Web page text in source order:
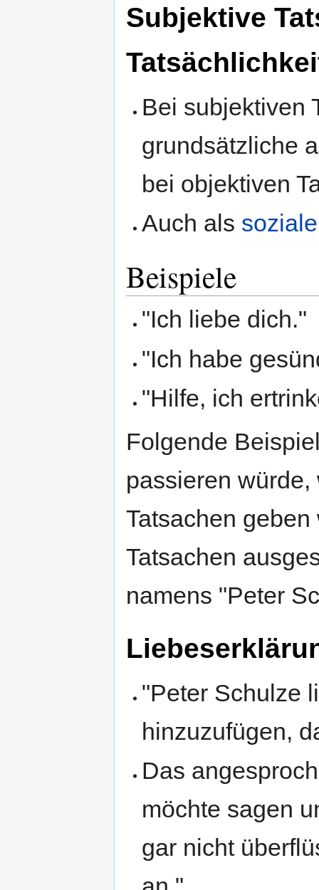
Subjektive
Bei subjektiven
grundsätzliche
bei objektiven
Auch als
Beispiele
"Ich liebe dich."
"Ich habe
"Hilfe, ich
Folgende
passieren
Tatsachen
Tatsachen
namens "Peter
"Peter Schulze
hinzuzufügen,
Das
möchte sagen
gar nicht